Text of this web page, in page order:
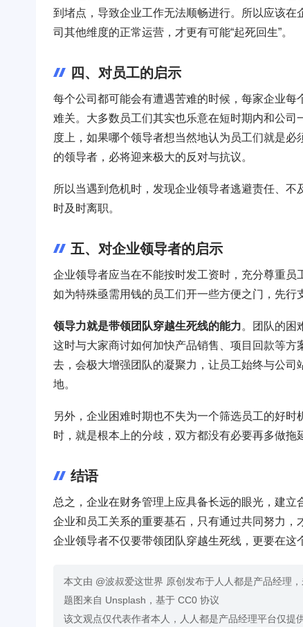
到堵点，导致企业工作无法顺畅进行。所以应该
司其他维度的正常运营，才更有可能“起死回生”。
四、对员工的启示
每个公司都可能会有遭遇苦难的时候，每家企业
难关。大多数员工们其实也乐意在短时期内和公
度上，如果哪个领导者想当然地认为员工们就是
的领导者，必将迎来极大的反对与抗议。
所以当遇到危机时，发现企业领导者逃避责任、
时及时离职。
五、对企业领导者的启示
企业领导者应当在不能按时发工资时，充分尊重
如为特殊亟需用钱的员工们开一些方便之门，先行
领导力就是带领团队穿越生死线的能力。团队的困
这时与大家商讨如何加快产品销售、项目回款等
去，会极大增强团队的凝聚力，让员工始终与公
地。
另外，企业困难时期也不失为一个筛选员工的好
时，就是根本上的分歧，双方都没有必要再多做拖
结语
总之，企业在财务管理上应具备长远的眼光，建
企业和员工关系的重要基石，只有通过共同努力
企业领导者不仅要带领团队穿越生死线，更要在这
本文由 @波叔爱这世界 原创发布于人人都是产品经理
题图来自 Unsplash，基于 CC0 协议
该文观点仅代表作者本人，人人都是产品经理平台仅提